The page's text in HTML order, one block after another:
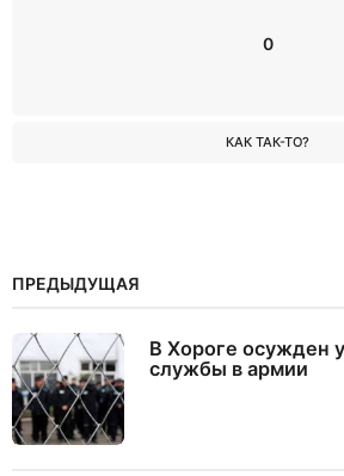
0
КАК ТАК-ТО?
ПРЕДЫДУЩАЯ
В Хороге осужден
службы в армии